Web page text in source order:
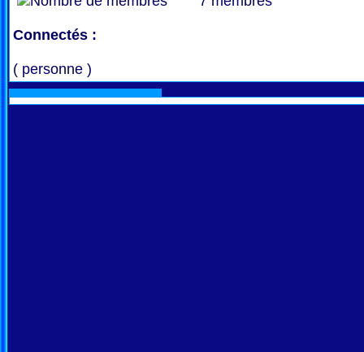
Connectés :
( personne )